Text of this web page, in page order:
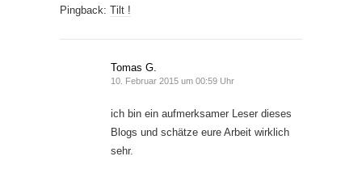
Pingback: Tilt !
Tomas G.
10. Februar 2015 um 00:59 Uhr
ich bin ein aufmerksamer Leser dieses
Blogs und schätze eure Arbeit wirklich
sehr.